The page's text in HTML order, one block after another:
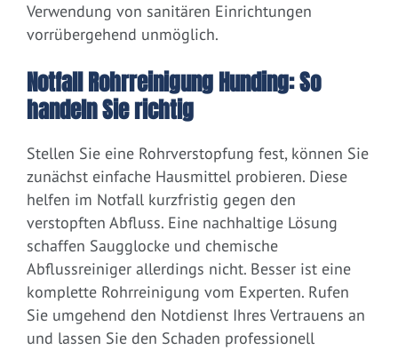
Verwendung von sanitären Einrichtungen
vorrübergehend unmöglich.
Notfall Rohrreinigung Hunding: So
handeln Sie richtig
Stellen Sie eine Rohrverstopfung fest, können Sie
zunächst einfache Hausmittel probieren. Diese
helfen im Notfall kurzfristig gegen den
verstopften Abfluss. Eine nachhaltige Lösung
schaffen Saugglocke und chemische
Abflussreiniger allerdings nicht. Besser ist eine
komplette Rohrreinigung vom Experten. Rufen
Sie umgehend den Notdienst Ihres Vertrauens an
und lassen Sie den Schaden professionell